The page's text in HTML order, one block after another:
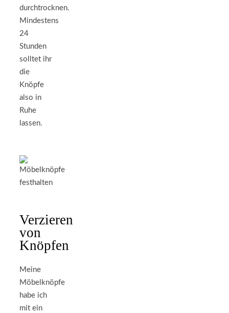
durchtrocknen.
Mindestens
24
Stunden
solltet ihr
die
Knöpfe
also in
Ruhe
lassen.
Verzieren
von
Knöpfen
Meine
Möbelknöpfe
habe ich
mit ein